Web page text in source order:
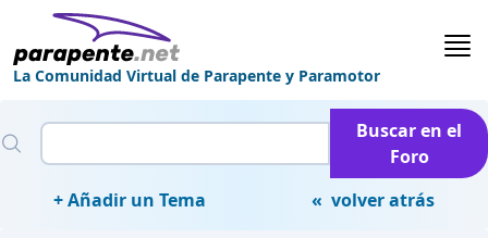
La Comunidad Virtual de Parapente y Paramotor
Buscar en el
Foro
+ Añadir un Tema
« volver atrás